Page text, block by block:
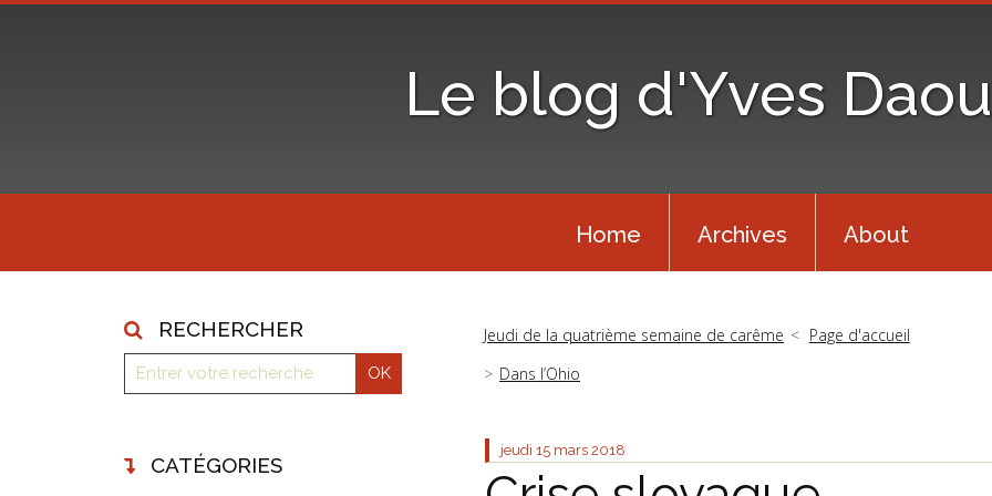
Le blog d'Yves
Home Archives About
RECHERCHER
CATÉGORIES
Jeudi de la quatrième semaine de carême
Page d'accueil
Dans l’Ohio
jeudi 15 mars 2018